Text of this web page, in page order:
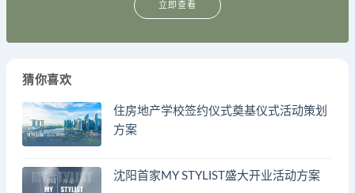
立即查看
猜你喜欢
住房地产学校签约仪式奠基仪式活动策划
方案
沈阳首家MY STYLIST盛大开业活动方案